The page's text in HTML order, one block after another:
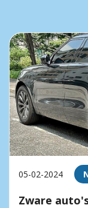
05-02-2024
Zware